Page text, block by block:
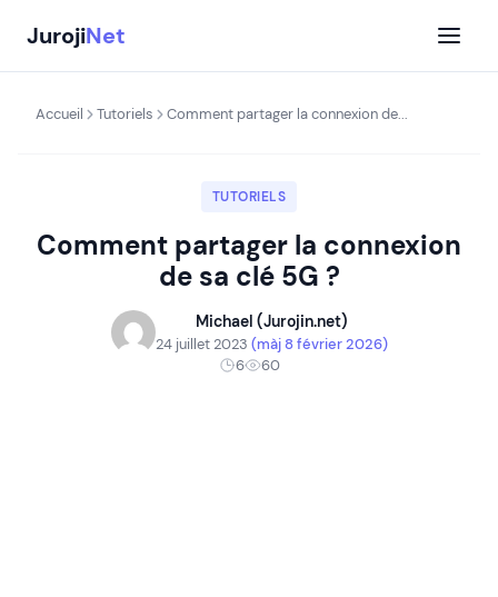
contenu
JurojiNet
Accueil Tutoriels Comment partager la connexion de...
TUTORIELS
Comment partager la connexion
de sa clé 5G ?
Michael (Jurojin.net)
24 juillet 2023 (màj 8 février 2026)
6
60